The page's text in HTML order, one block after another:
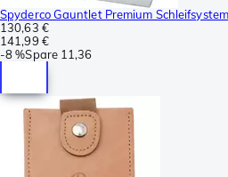
Spyderco Gauntlet Premium
130,63 €
141,99 €
-8 %Spare 11,36